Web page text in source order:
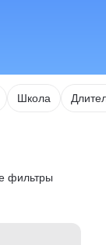
Школа
фильтры